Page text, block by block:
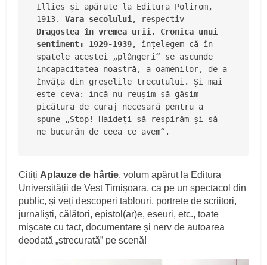
Illies și apărute la Editura Polirom,
1913. Vara secolului
Dragostea în vremea urii. Cronica unui
sentiment: 1929-1939, înțelegem că în
spatele acestei „plângeri“ se ascunde
incapacitatea noastră, a oamenilor, de a
învăța din greșelile trecutului. Și mai
este ceva: încă nu reușim să găsim
picătura de curaj necesară pentru a
spune „Stop! Haideți să respirăm și să
ne bucurăm de ceea ce avem“.
CitițiAplauze de hârtie, volum apărut la Editura
Universității de Vest Timișoara, ca pe un spectacol din
public, și veți descoperi tablouri, portrete de scriitori,
jurnaliști, călători, epistol(ar)e, eseuri, etc., toate
mișcate cu tact, documentare și nerv de autoarea
deodată „strecurată” pe scenă!